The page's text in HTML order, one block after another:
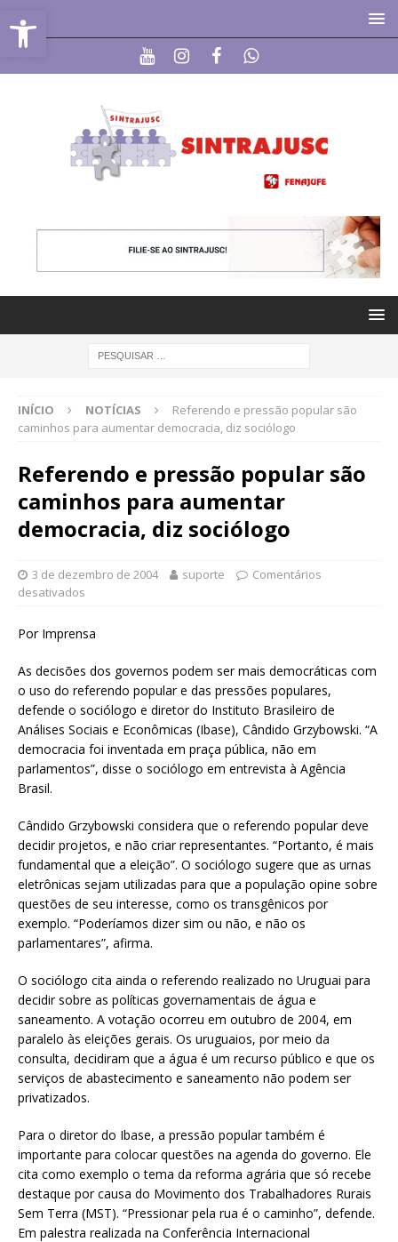
Abrir a barra de ferramentas
INÍCIO NOTÍCIAS
Referendo e pressão popular são
caminhos para aumentar democracia, diz sociólogo
Referendo e pressão popular são
caminhos para aumentar
democracia, diz sociólogo
3 de dezembro de 2004 suporte
Comentários
desativados
Por Imprensa
As decisões dos governos podem ser mais democráticas com
o uso do referendo popular e das pressões populares,
defende o sociólogo e diretor do Instituto Brasileiro de
Análises Sociais e Econômicas (Ibase), Cândido Grzybowski. “A
democracia foi inventada em praça pública, não em
parlamentos”, disse o sociólogo em entrevista à Agência
Brasil.
Cândido Grzybowski considera que o referendo popular deve
decidir projetos, e não criar representantes. “Portanto, é mais
fundamental que a eleição”. O sociólogo sugere que as urnas
eletrônicas sejam utilizadas para que a população opine sobre
questões de seu interesse, como os transgênicos por
exemplo. “Poderíamos dizer sim ou não, e não os
parlamentares”, afirma.
O sociólogo cita ainda o referendo realizado no Uruguai para
decidir sobre as políticas governamentais de água e
saneamento. A votação ocorreu em outubro de 2004, em
paralelo às eleições gerais. Os uruguaios, por meio da
consulta, decidiram que a água é um recurso público e que os
serviços de abastecimento e saneamento não podem ser
privatizados.
Para o diretor do Ibase, a pressão popular também é
importante para colocar questões na agenda do governo. Ele
cita como exemplo o tema da reforma agrária que só recebe
destaque por causa do Movimento dos Trabalhadores Rurais
Sem Terra (MST). “Pressionar pela rua é o caminho”, defende.
Em palestra realizada na Conferência Internacional